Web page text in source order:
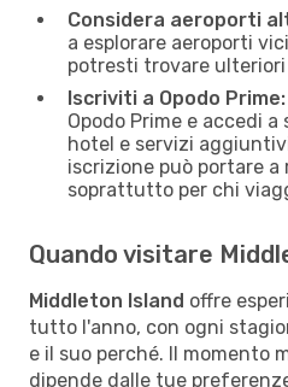
Considera aeroporti
a esplorare aeroporti
potresti trovare ulteriori
Iscriviti a Opodo Prime:
Opodo Prime e accedi
hotel e servizi
iscrizione può portare a
soprattutto per chi
Quando visitare
Middleton Island offre
tutto l'anno, con ogni
e il suo perché. Il momento
dipende dalle tue